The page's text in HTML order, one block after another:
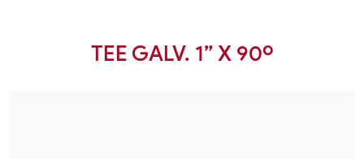
TEE GALV. 1” X 90º